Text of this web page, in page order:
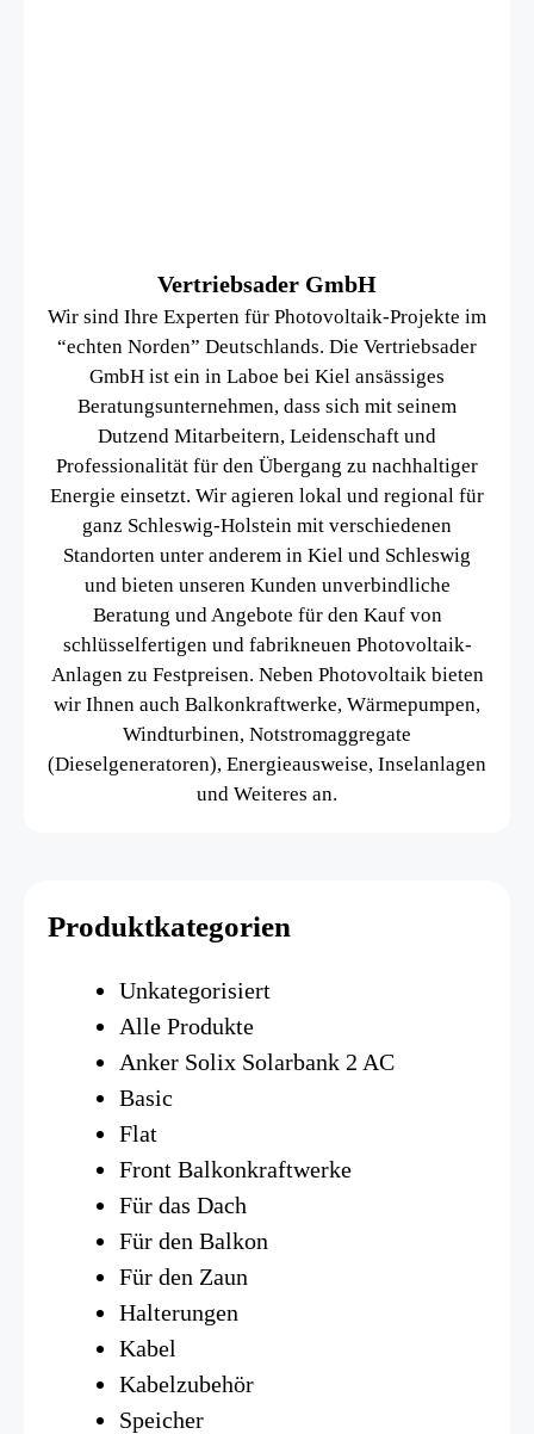
Vertriebsader GmbH
Wir sind Ihre Experten für Photovoltaik-Projekte im
“echten Norden” Deutschlands. Die Vertriebsader
GmbH ist ein in Laboe bei Kiel ansässiges
Beratungsunternehmen, dass sich mit seinem
Dutzend Mitarbeitern, Leidenschaft und
Professionalität für den Übergang zu nachhaltiger
Energie einsetzt. Wir agieren lokal und regional für
ganz Schleswig-Holstein mit verschiedenen
Standorten unter anderem in Kiel und Schleswig
und bieten unseren Kunden unverbindliche
Beratung und Angebote für den Kauf von
schlüsselfertigen und fabrikneuen Photovoltaik-
Anlagen zu Festpreisen. Neben Photovoltaik bieten
wir Ihnen auch Balkonkraftwerke, Wärmepumpen,
Windturbinen, Notstromaggregate
(Dieselgeneratoren), Energieausweise, Inselanlagen
und Weiteres an.
Produktkategorien
Unkategorisiert
Alle Produkte
Anker Solix Solarbank 2 AC
Basic
Flat
Front Balkonkraftwerke
Für das Dach
Für den Balkon
Für den Zaun
Halterungen
Kabel
Kabelzubehör
Speicher